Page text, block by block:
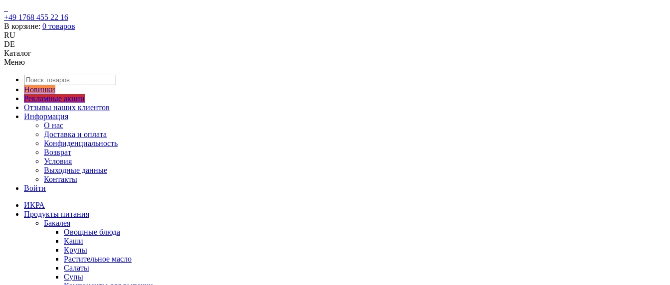
+49 1768 455 22 16
В корзине: 0 товаров
RU
DE
Каталог
Меню
Новинки
Рекламные акции
Отзывы наших клиентов
Информация
О нас
Доставка и оплата
Конфиденциальность
Возврат
Условия
Выходные данные
Контакты
Войти
ИКРА
Продукты питания
Бакалея
Овощные блюда
Каши
Крупы
Растительное масло
Салаты
Супы